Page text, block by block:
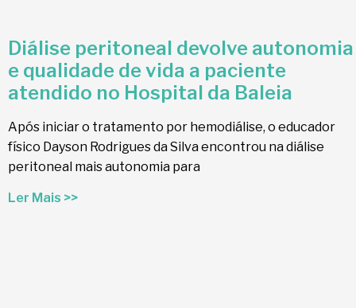
Diálise peritoneal devolve autonomia
e qualidade de vida a paciente
atendido no Hospital da Baleia
Após iniciar o tratamento por hemodiálise, o educador
físico Dayson Rodrigues da Silva encontrou na diálise
peritoneal mais autonomia para
Ler Mais >>